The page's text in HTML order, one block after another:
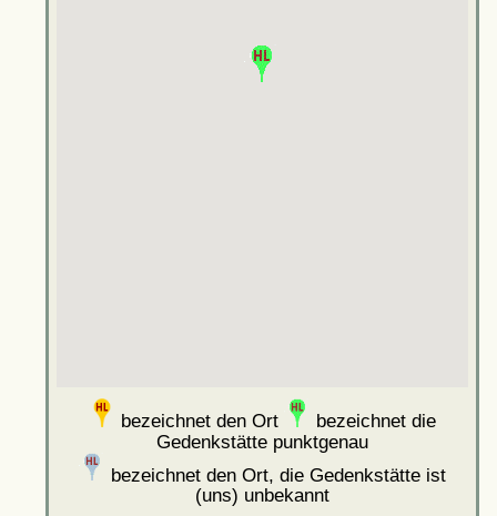
bezeichnet den Ort
bezeichnet die
Gedenkstätte punktgenau
bezeichnet den Ort, die Gedenkstätte ist
(uns) unbekannt